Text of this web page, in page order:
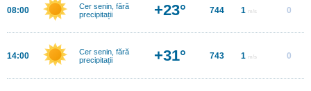
08:00
Cer senin, fără
precipitații
+23° 744 1 m/s 0
14:00
Cer senin, fără
precipitații
+31° 743 1 m/s 0